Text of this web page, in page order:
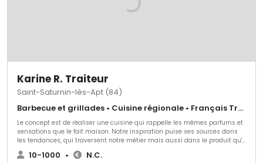
Karine R. Traiteur
Saint-Saturnin-lès-Apt (84)
Barbecue et grillades • Cuisine régionale • Français Traditionnel
Le concept est de réaliser une cuisine qui rappelle les mêmes parfums et
sensations que le fait maison. Notre inspiration puise ses sources dans
les tendances, qui traversent notre métier mais aussi dans le produit qu'il
nous semble indispensable de valoriser. Ainsi, nourri par notre savoir-
faire, notre attachement à la qualité est à l'origine de la sélection de
10-1000 • N.C.